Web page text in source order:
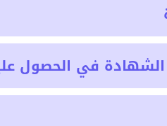
في الحصول